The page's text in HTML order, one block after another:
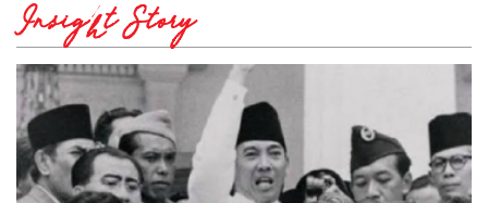
Insight Story